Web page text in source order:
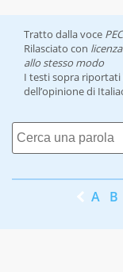
Tratto dalla voce
Rilasciato con
allo stesso modo
I testi sopra
dell’opinione di
A B